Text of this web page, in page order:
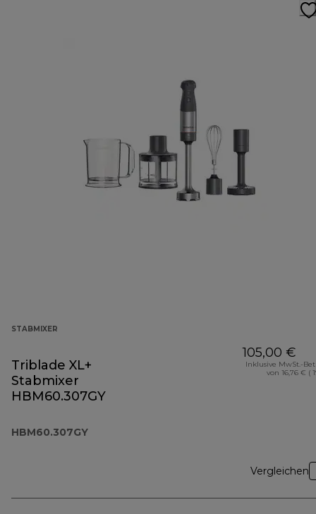
STABMIXER
Triblade XL+
Stabmixer
HBM60.307GY
HBM60.307GY
105,00 €
Inklusive MwSt.-
von 16,76 € (
Vergleichen